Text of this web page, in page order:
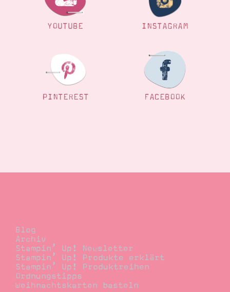
YOUTUBE INSTAGRAM
PINTEREST FACEBOOK
Blog
Archiv
Stampin’ Up! Newsletter
Stampin’ Up! Produkte erklärt
Stampin’ Up! Produktreihen
Ordnungstipps
Weihnachtskarten basteln